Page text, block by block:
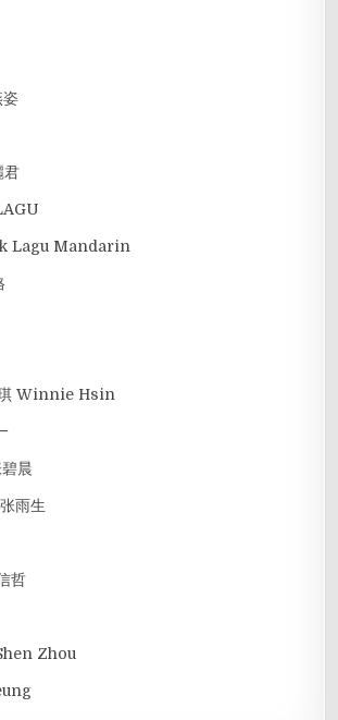
君
Lagu Mandarin
Winnie Hsin
晨
雨生
哲
Zhou